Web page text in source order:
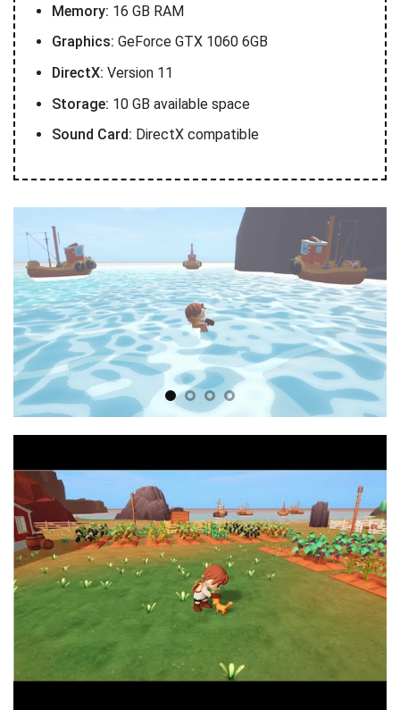
Memory: 16 GB RAM
Graphics: GeForce GTX 1060 6GB
DirectX: Version 11
Storage: 10 GB available space
Sound Card: DirectX compatible